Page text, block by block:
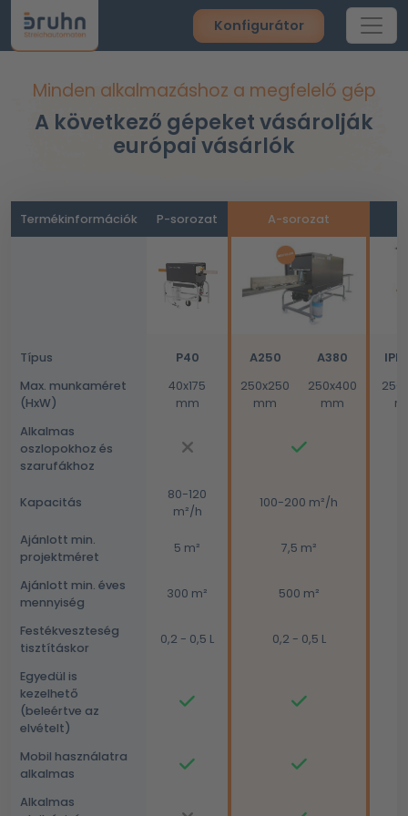
Konfigurátor
Minden alkalmazáshoz a megfelelő gép
A következő gépeket vásárolják
európai vásárlók
Termékinformációk P-sorozat A-sorozat
Típus P40 A250 A380
Max. munkaméret
(HxW)
40x175
mm
250x250
mm
250x400
mm
Alkalmas
oszlopokhoz és
szarufákhoz
Kapacitás
80-120
m²/h
100-200 m²/h
Ajánlott min.
projektméret
5 m² 7,5 m²
Ajánlott min. éves
mennyiség
300 m² 500 m²
Festékveszteség
tisztításkor
0,2 - 0,5 L 0,2 - 0,5 L
Egyedül is
kezelhető
(beleértve az
elvételt)
Mobil használatra
alkalmas
Alkalmas